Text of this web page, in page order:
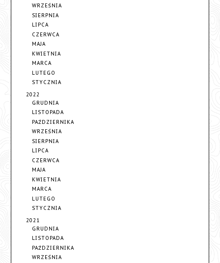
WRZEŚNIA
SIERPNIA
LIPCA
CZERWCA
MAJA
KWIETNIA
MARCA
LUTEGO
STYCZNIA
2022
GRUDNIA
LISTOPADA
PAŹDZIERNIKA
WRZEŚNIA
SIERPNIA
LIPCA
CZERWCA
MAJA
KWIETNIA
MARCA
LUTEGO
STYCZNIA
2021
GRUDNIA
LISTOPADA
PAŹDZIERNIKA
WRZEŚNIA